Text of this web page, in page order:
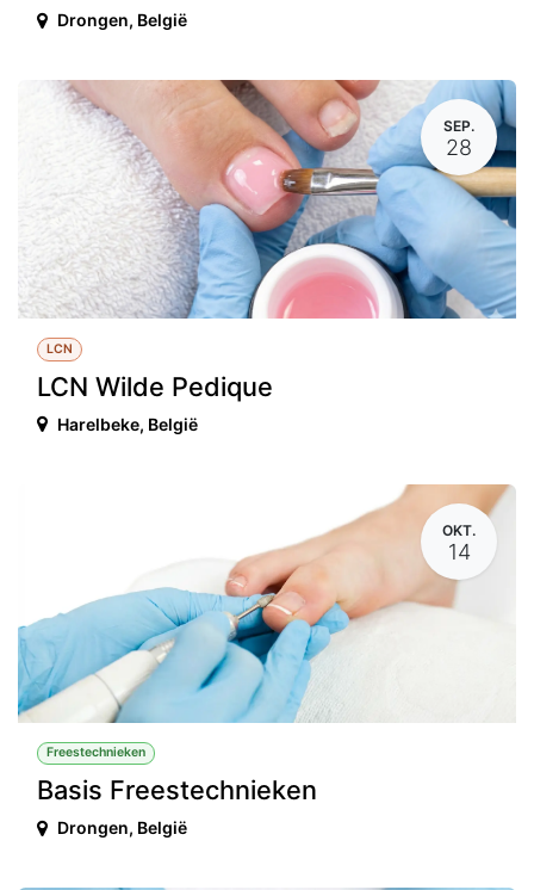
Drongen, België
SEP.
28
LCN
LCN Wilde Pedique
Harelbeke, België
OKT.
14
Freestechnieken
Basis Freestechnieken
Drongen, België